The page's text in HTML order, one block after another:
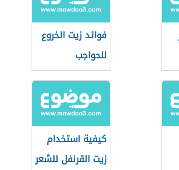
فوائد زيت الخروع
للحواجب
كيفية استخدام
زيت القرنفل للشعر